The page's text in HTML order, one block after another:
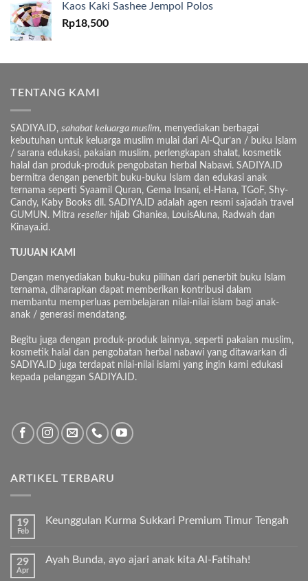
Kaos Kaki Sashee Jempol Polos
Rp18,500
TENTANG KAMI
SADIYA.ID, sahabat keluarga muslim, menyediakan berbagai
kebutuhan untuk keluarga muslim mulai dari Al-Qur’an / buku Islam
/ sarana edukasi, pakaian muslim, perlengkapan shalat, kosmetik
halal dan produk-produk pengobatan herbal Nabawi. SADIYA.ID
bermitra dengan penerbit buku-buku Islam dan edukasi anak
ternama seperti Syaamil Quran, Gema Insani, el-Hana, TGoF, Shy-
Candy, Kaby Books dll. SADIYA.ID adalah agen resmi sajadah travel
GUMUN. Mitra reseller hijab Ghaniea, LouisAluna, Radwah dan
Kinaya.id.
TUJUAN KAMI
Dengan menyediakan buku-buku pilihan dari penerbit buku Islam
ternama, diharapkan dapat memberikan kontribusi dalam
membantu memperluas pembelajaran nilai-nilai islam bagi anak-
anak / generasi mendatang.
Begitu juga dengan produk-produk lainnya, seperti pakaian muslim,
kosmetik halal dan pengobatan herbal nabawi yang ditawarkan di
SADIYA.ID juga terdapat nilai-nilai islami yang ingin kami edukasi
kepada pelanggan SADIYA.ID.
ARTIKEL TERBARU
19
Feb
Keunggulan Kurma Sukkari Premium Timur Tengah
pada
29
Apr
Ayah Bunda, ayo ajari anak kita Al-Fatihah!